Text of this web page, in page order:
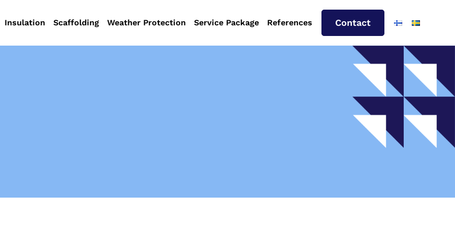
Insulation Scaffolding Weather Protection Service Package References Contact